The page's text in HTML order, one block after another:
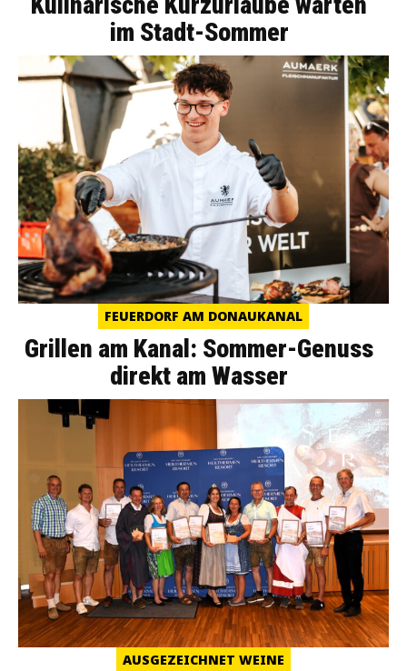
im Stadt-Sommer
FEUERDORF AM DONAUKANAL
Grillen am Kanal: Sommer-Genuss
direkt am Wasser
AUSGEZEICHNET WEINE